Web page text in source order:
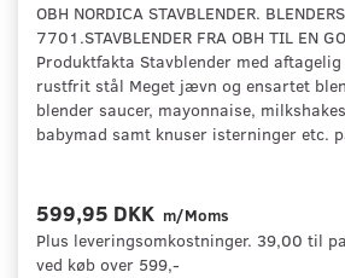
OBH NORDICA STAVBLENDER.
7701.STAVBLENDER FRA OBH TIL EN
Produktfakta Stavblender med
rustfrit stål Meget jævn og ensartet
blender saucer, mayonnaise,
babymad samt knuser isterninger etc.
599,95 DKK m/Moms
Plus leveringsomkostninger. 39,00 til
ved køb over 599,-